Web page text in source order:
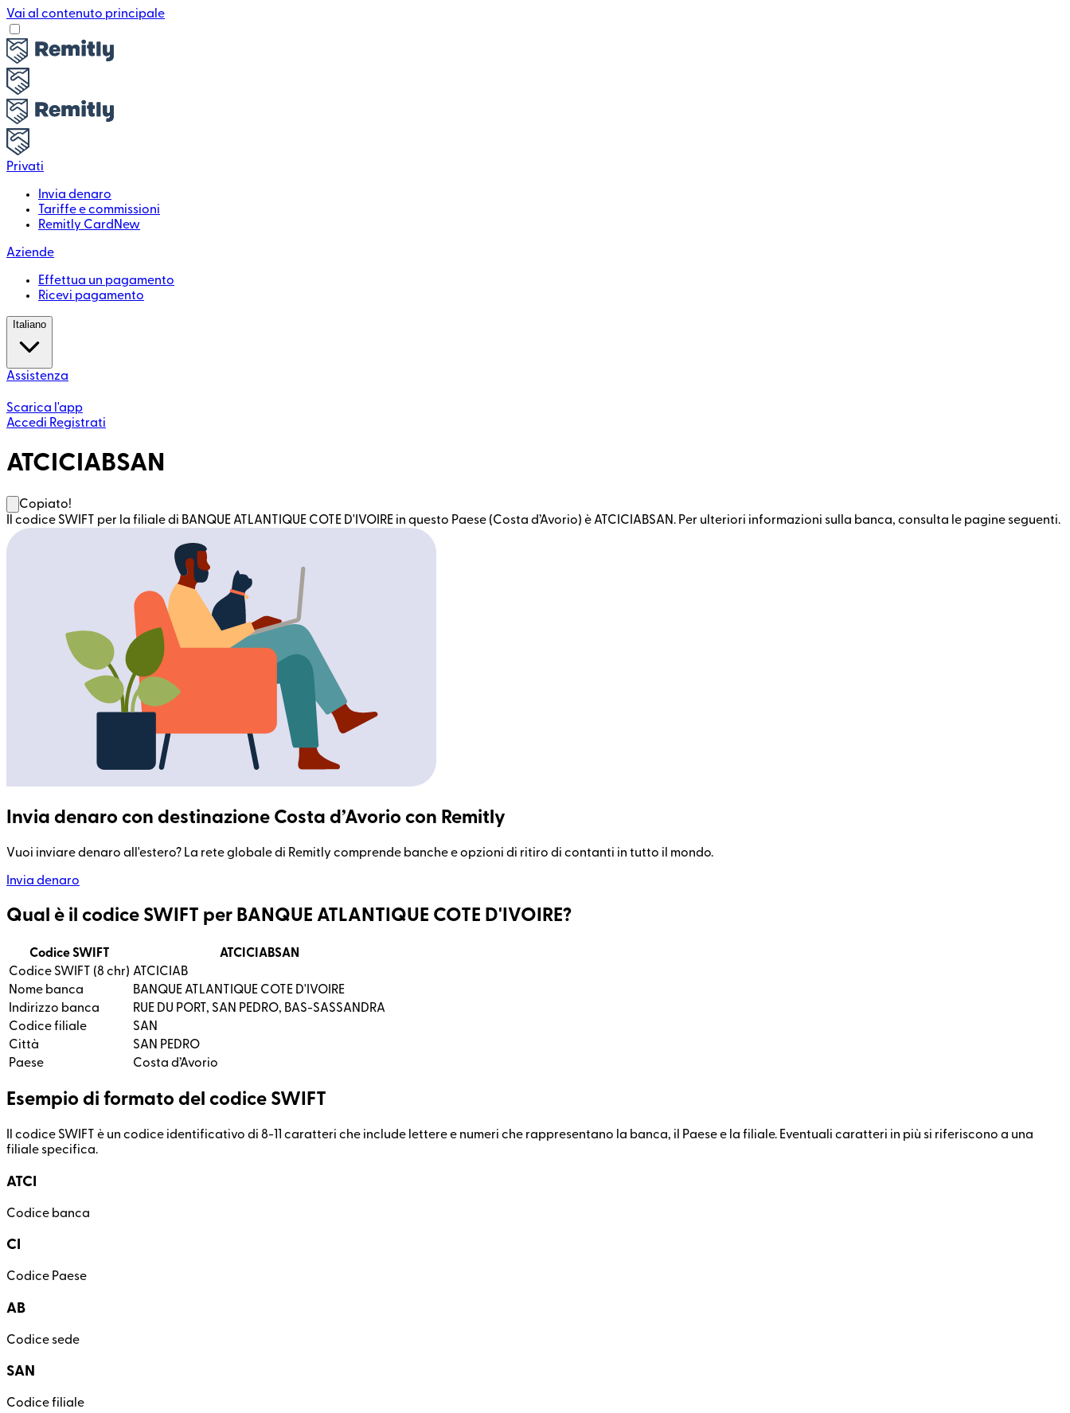
Vai al contenuto principale
Privati
Invia denaro
Tariffe e commissioni
Remitly Card New
Aziende
Effettua un pagamento
Ricevi pagamento
Italiano
Assistenza
Scarica l'app
Accedi Registrati
ATCICIABSAN
Copiato!
Il codice SWIFT per la filiale di BANQUE ATLANTIQUE COTE D'IVOIRE in questo Paese (Costa d’Avorio) è ATCICIABSAN. Per ulteriori informazioni sulla banca, consulta le pagine seguenti.
Invia denaro con destinazione Costa d’Avorio con Remitly
Vuoi inviare denaro all'estero? La rete globale di Remitly comprende banche e opzioni di ritiro di contanti in tutto il mondo.
Invia denaro
Qual è il codice SWIFT per BANQUE ATLANTIQUE COTE D'IVOIRE?
Codice SWIFT
ATCICIABSAN
Codice SWIFT (8 chr) ATCICIAB
Nome banca
BANQUE ATLANTIQUE COTE D'IVOIRE
Indirizzo banca
RUE DU PORT, SAN PEDRO, BAS-SASSANDRA
Codice filiale
SAN
Città
SAN PEDRO
Paese
Costa d’Avorio
Esempio di formato del codice SWIFT
Il codice SWIFT è un codice identificativo di 8-11 caratteri che include lettere e numeri che rappresentano la banca, il Paese e la filiale. Eventuali caratteri in più si riferiscono a una
filiale specifica.
ATCI
Codice banca
CI
Codice Paese
AB
Codice sede
SAN
Codice filiale